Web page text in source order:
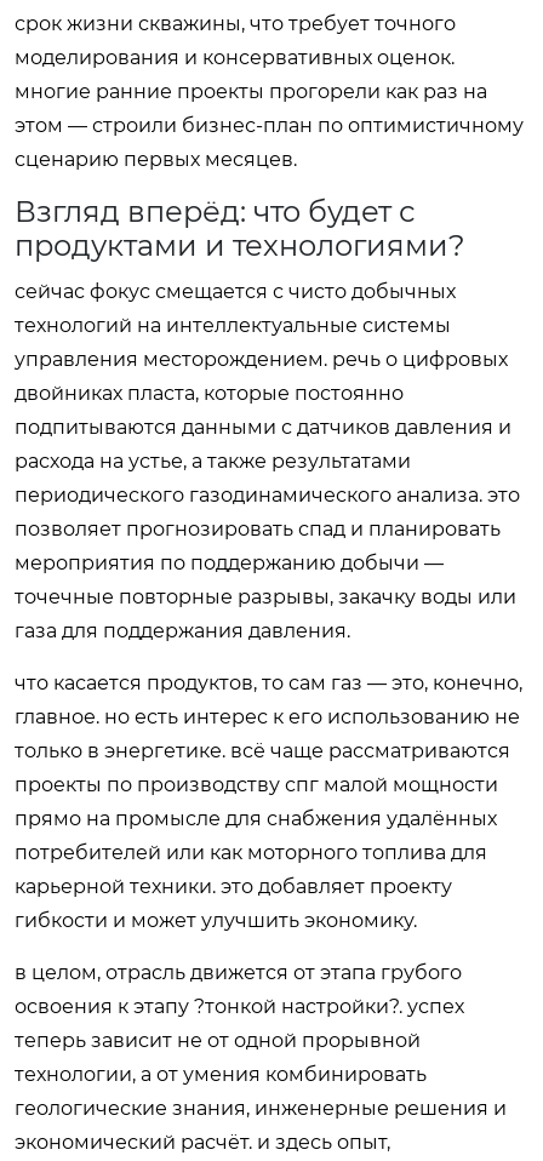
срок жизни скважины, что требует точного
моделирования и консервативных оценок.
многие ранние проекты прогорели как раз на
этом — строили бизнес-план по оптимистичному
сценарию первых месяцев.
Взгляд вперёд: что будет с
продуктами и технологиями?
сейчас фокус смещается с чисто добычных
технологий на интеллектуальные системы
управления месторождением. речь о цифровых
двойниках пласта, которые постоянно
подпитываются данными с датчиков давления и
расхода на устье, а также результатами
периодического газодинамического анализа. это
позволяет прогнозировать спад и планировать
мероприятия по поддержанию добычи —
точечные повторные разрывы, закачку воды или
газа для поддержания давления.
что касается продуктов, то сам газ — это, конечно,
главное. но есть интерес к его использованию не
только в энергетике. всё чаще рассматриваются
проекты по производству спг малой мощности
прямо на промысле для снабжения удалённых
потребителей или как моторного топлива для
карьерной техники. это добавляет проекту
гибкости и может улучшить экономику.
в целом, отрасль движется от этапа грубого
освоения к этапу ?тонкой настройки?. успех
теперь зависит не от одной прорывной
технологии, а от умения комбинировать
геологические знания, инженерные решения и
экономический расчёт. и здесь опыт,